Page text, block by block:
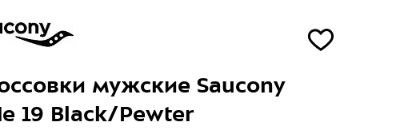
мужские Saucony
19 Black/Pewter